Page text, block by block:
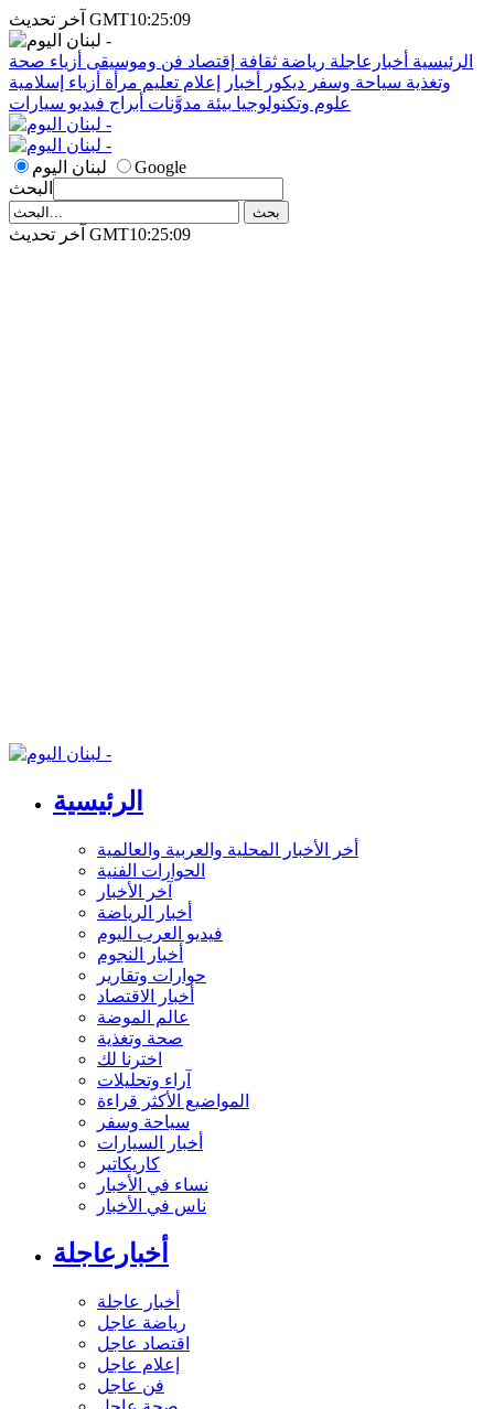
آخر تحديث GMT10:25:09
الرئيسية أخبارعاجلة رياضة ثقافة إقتصاد فن وموسيقى أزياء صحة
وتغذية سياحة وسفر ديكور أخبار إعلام تعليم مرأة أزياء إسلامية
علوم وتكنولوجيا بيئة مدوَّنات أبراج فيديو سيارات
لبنان اليوم
Google
البحث
آخر تحديث GMT10:25:09
الرئيسية
أخر الأخبار المحلية والعربية والعالمية
الحوارات الفنية
آخر الأخبار
أخبار الرياضة
فيديو العرب اليوم
أخبار النجوم
حوارات وتقارير
أخبار الاقتصاد
عالم الموضة
صحة وتغذية
اخترنا لك
آراء وتحليلات
المواضيع الأكثر قراءة
سياحة وسفر
أخبار السيارات
كاريكاتير
نساء في الأخبار
ناس في الأخبار
أخبارعاجلة
أخبار عاجلة
رياضة عاجل
اقتصاد عاجل
إعلام عاجل
فن عاجل